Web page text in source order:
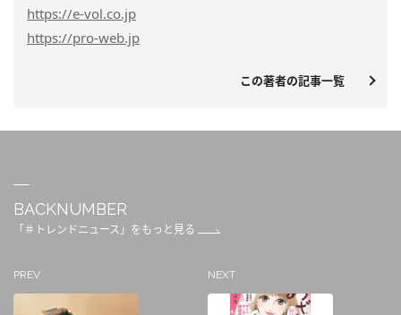
https://e-vol.co.jp
https://pro-web.jp
この著者の記事一覧
BACKNUMBER
「＃トレンドニュース」をもっと見る
PREV NEXT